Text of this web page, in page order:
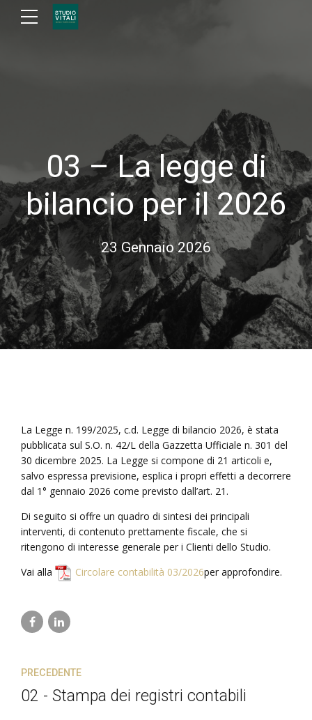
03 – La legge di
bilancio per il 2026
23 Gennaio 2026
La Legge n. 199/2025, c.d. Legge di bilancio 2026, è stata
pubblicata sul S.O. n. 42/L della Gazzetta Ufficiale n. 301 del
30 dicembre 2025. La Legge si compone di 21 articoli e,
salvo espressa previsione, esplica i propri effetti a decorrere
dal 1° gennaio 2026 come previsto dall’art. 21.
Di seguito si offre un quadro di sintesi dei principali
interventi, di contenuto prettamente fiscale, che si
ritengono di interesse generale per i Clienti dello Studio.
Vai alla
Circolare contabilità 03/2026per approfondire.
PRECEDENTE
02 - Stampa dei registri contabili